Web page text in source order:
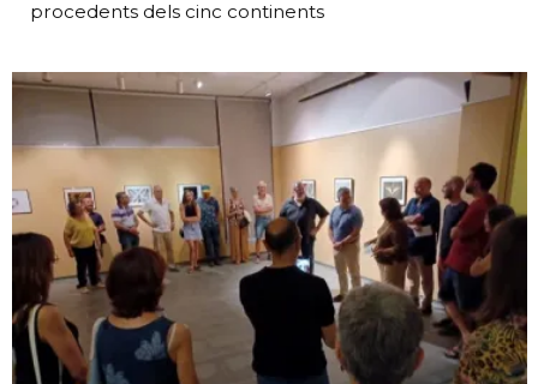
procedents dels cinc continents